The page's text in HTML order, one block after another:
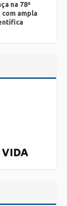
na 78ª
com ampla